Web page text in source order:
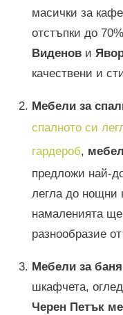
масички за
отстъпки до
Виденови
качествени и
Мебели за
спалното си
гардероб,
предложи най-
легла до нощни
намаленията
разнообразие
Мебели за баня
шкафчета,
Черен Петък